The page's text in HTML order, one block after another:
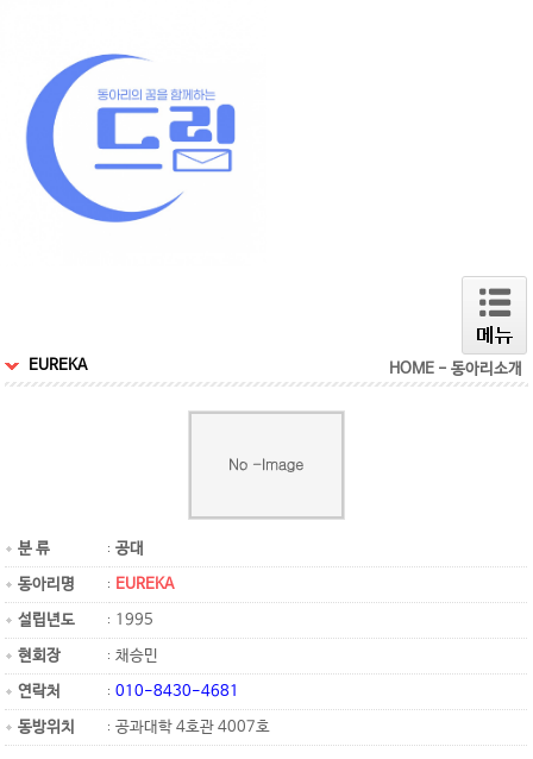
EUREKA HOME - 동아리소개
분 류
공대
동아리명
EUREKA
설립년도
1995
현회장
채승민
연락처
010-8430-4681
동방위치
공과대학 4호관 4007호